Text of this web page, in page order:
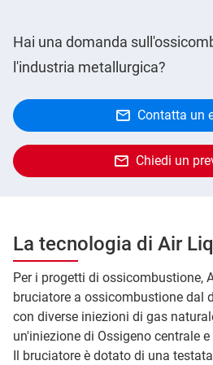
Hai una domanda
l'industria metallurgica?
Contatta un
Chiedi un
La tecnologia di Air
Per i progetti di ossicombustione,
bruciatore a ossicombustione dal
con diverse iniezioni di gas
un'iniezione di Ossigeno centrale
Il bruciatore è dotato di una